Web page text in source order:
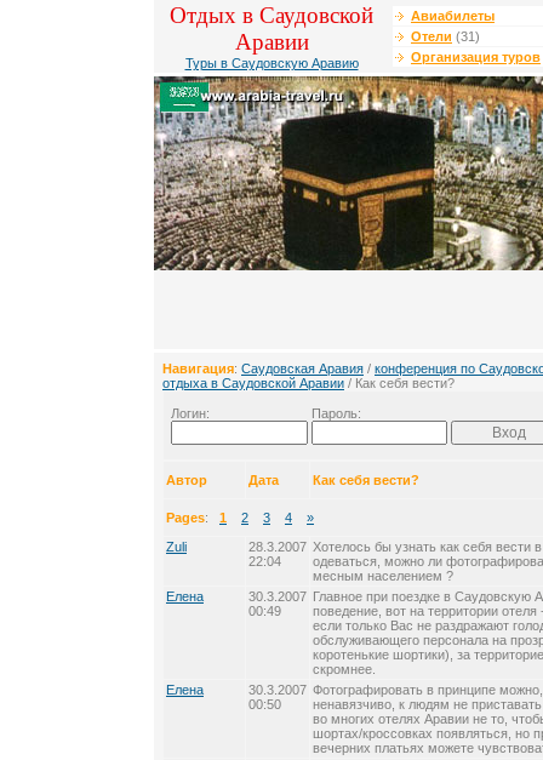
Отдых в Саудовской
Аравии
Туры в Саудовскую Аравию
Авиабилеты
Отели (31)
Организация туров
Навигация: Саудовская Аравия / конференция по
отдыха в Саудовской Аравии / Как себя вести?
Логин: Пароль:
Автор Дата Как себя вести?
Pages: 1 2 3 4
»
Zuli
28.3.2007
22:04
Хотелось бы узнать как себя вести
одеваться, можно ли
месным населением ?
Елена
30.3.2007
00:49
Главное при поездке в Саудовскую
поведение, вот на территории
если только Вас не раздражают
обслуживающего персонала на
коротенькие шортики), за
скромнее.
Елена
30.3.2007
00:50
Фотографировать в принципе
ненавязчиво, к людям не
во многих отелях Аравии не то,
шортах/кроссовках появляться, но
вечерних платьях можете